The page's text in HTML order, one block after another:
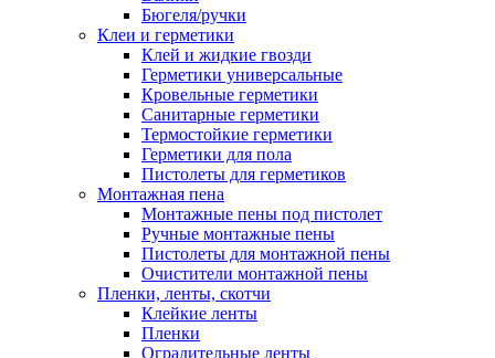
Бюгеля/ручки
Клеи и герметики
Клей и жидкие гвозди
Герметики универсальные
Кровельные герметики
Санитарные герметики
Термостойкие герметики
Герметики для пола
Пистолеты для герметиков
Монтажная пена
Монтажные пены под пистолет
Ручные монтажные пены
Пистолеты для монтажной пены
Очистители монтажной пены
Пленки, ленты, скотчи
Клейкие ленты
Пленки
Оградительные ленты